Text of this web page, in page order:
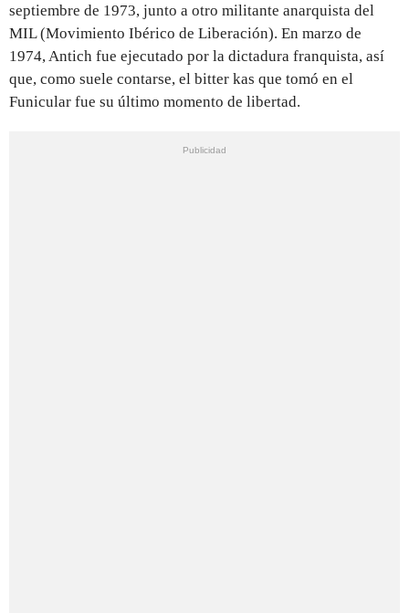
septiembre de 1973, junto a otro militante anarquista del
MIL (Movimiento Ibérico de Liberación). En marzo de
1974, Antich fue ejecutado por la dictadura franquista, así
que, como suele contarse, el bitter kas que tomó en el
Funicular fue su último momento de libertad.